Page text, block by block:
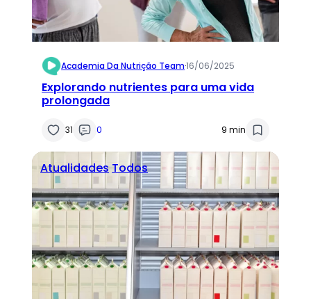
Academia Da Nutrição Team·16/06/2025
Explorando nutrientes para uma vida
prolongada
31 0 9 min
Atualidades Todos